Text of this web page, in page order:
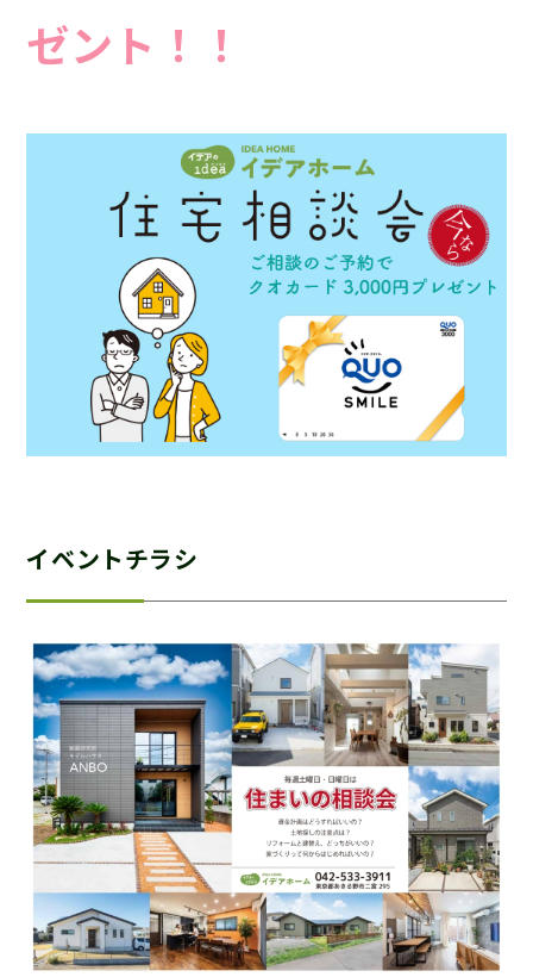
ゼント！！
イベントチラシ